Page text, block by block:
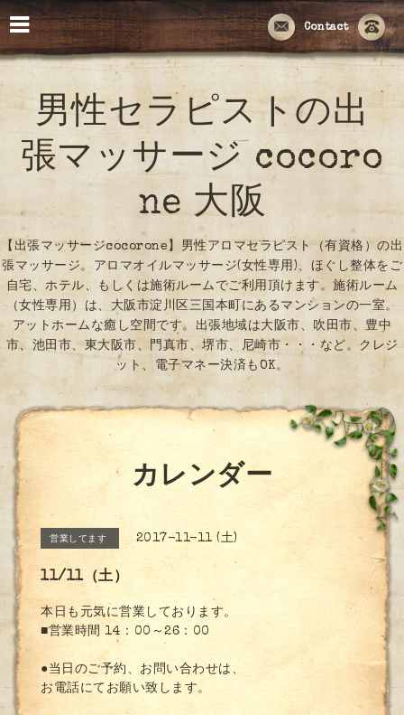
Contact
男性セラピストの出
張マッサージ cocoro
ne 大阪
【出張マッサージcocorone】男性アロマセラピスト（有資格）の出
張マッサージ。アロマオイルマッサージ(女性専用)、ほぐし整体をご
自宅、ホテル、もしくは施術ルームでご利用頂けます。施術ルーム
（女性専用）は、大阪市淀川区三国本町にあるマンションの一室。
アットホームな癒し空間です。出張地域は大阪市、吹田市、豊中
市、池田市、東大阪市、門真市、堺市、尼崎市・・・など。クレジ
ット、電子マネー決済もOK。
カレンダー
営業してます 2017-11-11 (土)
11/11（土）
本日も元気に営業しております。
■営業時間 14：00～26：00
●当日のご予約、お問い合わせは、
お電話にてお願い致します。